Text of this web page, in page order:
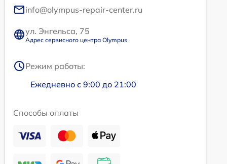
info@olympus-repair-center.ru
ул. Энгельса, 75
Адрес сервисного центра Olympus
Режим работы:
Ежедневно с 9:00 до 21:00
Способы оплаты